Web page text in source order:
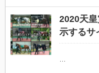
2020天
示する
…